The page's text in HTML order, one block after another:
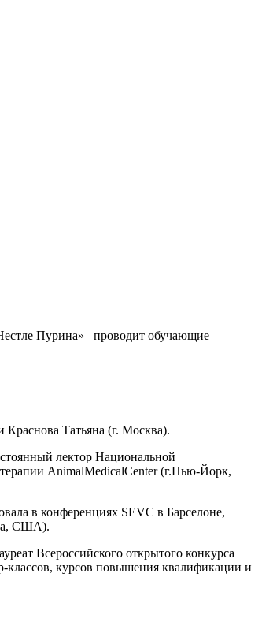
Пурина» –проводит обучающие
Татьяна (г. Москва).
лектор Национальной
AnimalMedicalCenter (г.Нью-Йорк,
в конференциях SEVC в Барселоне,
США).
Всероссийского открытого конкурса
классов, курсов повышения квалификации и